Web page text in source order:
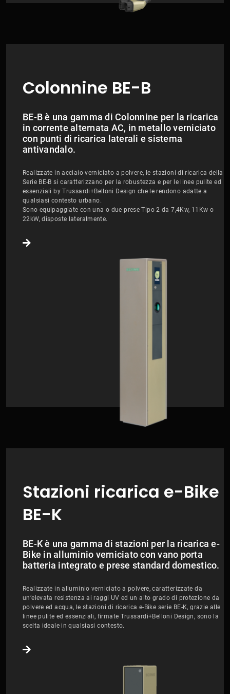
Colonnine BE-B
BE-B è una gamma di Colonnine per la ricarica
in corrente alternata AC, in metallo verniciato
con punti di ricarica laterali e sistema
antivandalo.
Realizzate in acciaio verniciato a polvere, le stazioni di ricarica della
Serie BE-B si caratterizzano per la robustezza e per le linee pulite ed
essenziali by Trussardi+Belloni Design che le rendono adatte a
qualsiasi contesto urbano.
Sono equipaggiate con una o due prese Tipo 2 da 7,4Kw, 11Kw o
22kW, disposte lateralmente.
Stazioni ricarica e-Bike
BE-K
BE-K è una gamma di stazioni per la ricarica e-
Bike in alluminio verniciato con vano porta
batteria integrato e prese standard domestico.
Realizzate in alluminio verniciato a polvere, caratterizzate da
un’elevata resistenza ai raggi UV ed un alto grado di protezione da
polvere ed acqua, le stazioni di ricarica e-Bike serie BE-K, grazie alle
linee pulite ed essenziali, firmate Trussardi+Belloni Design, sono la
scelta ideale in qualsiasi contesto.